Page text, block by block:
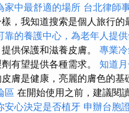
家中最舒適的場所 台北律師
，我知道搜索是個人旅行的
靠的養護中心，為老年人提
供保護和滋養皮膚。 專業
有望提供各種需求。 知道
膚是健康，亮麗的膚色的
區 在開始使用之前，建議閱
安心決定是否植牙 申辦台胞